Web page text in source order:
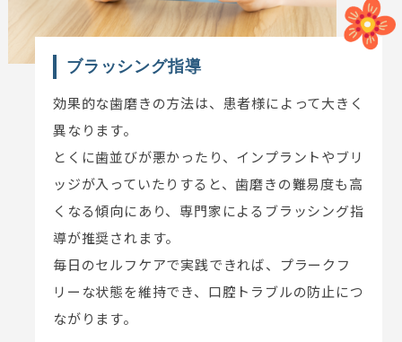
ブラッシング指導
効果的な歯磨きの方法は、患者様によって大きく
異なります。
とくに歯並びが悪かったり、インプラントやブリ
ッジが入っていたりすると、歯磨きの難易度も高
くなる傾向にあり、専門家によるブラッシング指
導が推奨されます。
毎日のセルフケアで実践できれば、プラークフ
リーな状態を維持でき、口腔トラブルの防止につ
ながります。